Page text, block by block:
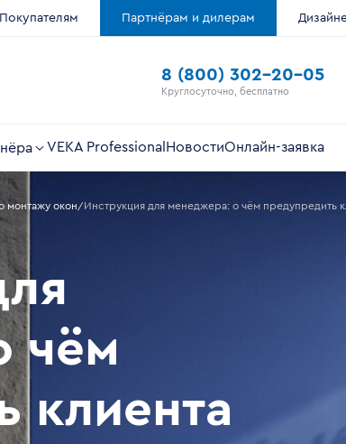
Покупателям Партнёрам и дилерам
8 (800) 302-20-05
Круглосуточно, бесплатно
VEKA Professional НовостиОнлайн-заявка
монтажу окон Инструкция для менеджера: о чём предупредить
чём
клиента